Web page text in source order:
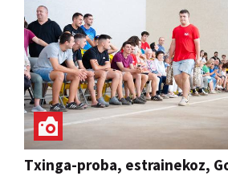
Txinga-proba, estrainekoz,